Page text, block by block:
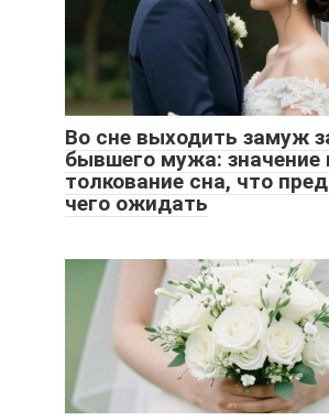
Во сне выходить замуж
бывшего мужа: значение
толкование сна, что
чего ожидать